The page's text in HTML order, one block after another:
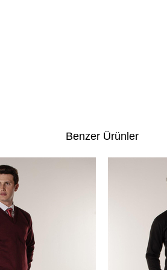
Benzer Ürünler